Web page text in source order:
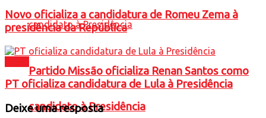
Partido Missão oficializa Renan Santos como
candidato à Presidência
Novo oficializa a candidatura de Romeu Zema à
presidência da República
PT oficializa candidatura de Lula à Presidência
Deixe uma resposta